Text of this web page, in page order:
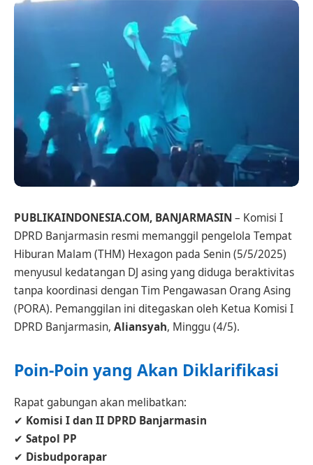
PUBLIKAINDONESIA.COM, BANJARMASIN – Komisi I
DPRD Banjarmasin resmi memanggil pengelola Tempat
Hiburan Malam (THM) Hexagon pada Senin (5/5/2025)
menyusul kedatangan DJ asing yang diduga beraktivitas
tanpa koordinasi dengan Tim Pengawasan Orang Asing
(PORA). Pemanggilan ini ditegaskan oleh Ketua Komisi I
DPRD Banjarmasin, Aliansyah, Minggu (4/5).
Poin-Poin yang Akan Diklarifikasi
Rapat gabungan akan melibatkan:
✔ Komisi I dan II DPRD Banjarmasin
✔ Satpol PP
✔ Disbudporapar